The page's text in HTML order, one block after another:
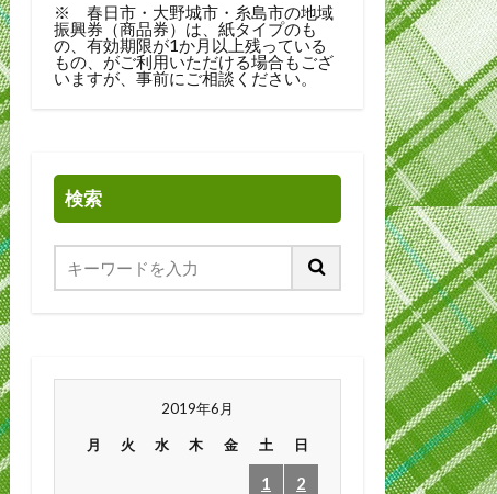
※ 春日市・大野城市・糸島市の地域
振興券（商品券）は、紙タイプのも
の、有効期限が1か月以上残っている
もの、がご利用いただける場合もござ
いますが、事前にご相談ください。
検索
2019年6月
月 火 水 木 金 土 日
1
2